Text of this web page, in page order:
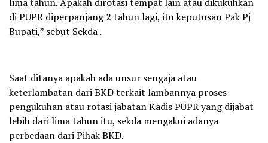
di PUPR diperpanjang 2 tahun lagi, itu keputusan Pak Pj
Bupati,” sebut Sekda .
Saat ditanya apakah ada unsur sengaja atau
keterlambatan dari BKD terkait lambannya proses
pengukuhan atau rotasi jabatan Kadis PUPR yang dijabat
lebih dari lima tahun itu, sekda mengakui adanya
perbedaan dari Pihak BKD.